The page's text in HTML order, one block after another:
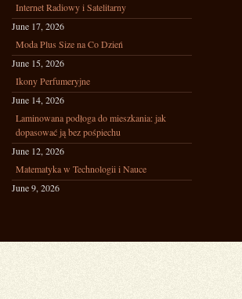
Internet Radiowy i Satelitarny
June 17, 2026
Moda Plus Size na Co Dzień
June 15, 2026
Ikony Perfumeryjne
June 14, 2026
Laminowana podłoga do mieszkania: jak
dopasować ją bez pośpiechu
June 12, 2026
Matematyka w Technologii i Nauce
June 9, 2026